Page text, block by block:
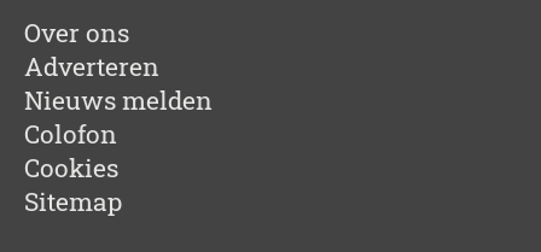
Over ons
Adverteren
Nieuws melden
Colofon
Cookies
Sitemap